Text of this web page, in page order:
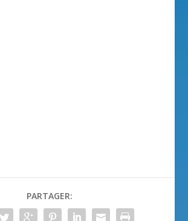
PARTAGER: